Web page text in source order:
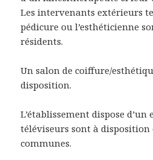
Les intervenants extérieurs
pédicure ou l’esthéticienne
résidents.
Un salon de coiffure/
disposition.
L’établissement dispose d’un
téléviseurs sont à disposition
communes.